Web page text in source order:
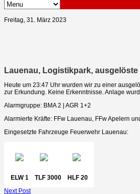
Freitag, 31. März 2023
Lauenau, Logistikpark, ausgelöste
Heute um 23:47 Uhr wurden wir zu einer
zur Erkundung. Keine Erkenntnisse. Anlage
Alarmgruppe: BMA 2 | AGR 1+2
Alarmierte Kräfte: FFw Lauenau, FFw Apelern
Eingesetzte Fahrzeuge Feuerwehr Lauenau:
ELW 1 TLF 3000
HLF 20
Next Post